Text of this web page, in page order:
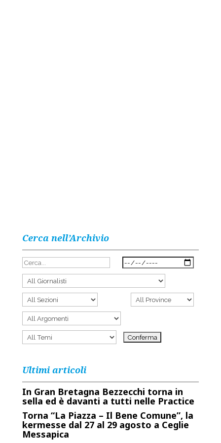
Cerca nell’Archivio
Ultimi articoli
In Gran Bretagna Bezzecchi torna in
sella ed è davanti a tutti nelle Practice
Torna “La Piazza – Il Bene Comune”, la
kermesse dal 27 al 29 agosto a Ceglie
Messapica